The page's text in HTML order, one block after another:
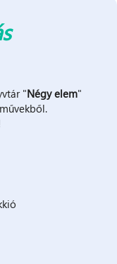
"Négy elem"